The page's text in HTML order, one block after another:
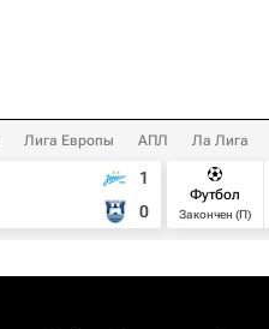
Лига Европы АПЛ Ла Лига
1
0
Футбол
Закончен (П)